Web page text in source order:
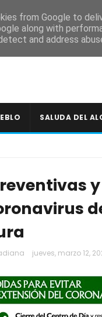
DE TRANSPARENCIA
SALUDA DEL
jueves, marzo 12,
from Google to
along with
and address